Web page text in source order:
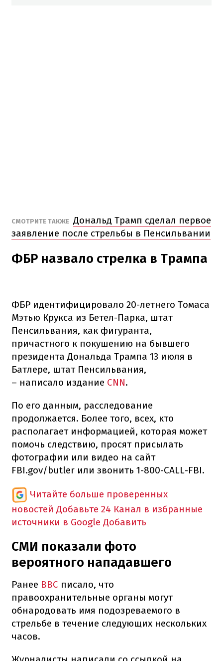
СМОТРИТЕ ТАКЖЕ Дональд Трамп сделал первое
заявление после стрельбы в Пенсильвании
ФБР назвало стрелка в Трампа
ФБР идентифицировало 20-летнего Томаса
Мэтью Крукса из Бетел-Парка, штат
Пенсильвания, как фигуранта,
причастного к покушению на бывшего
президента Дональда Трампа 13 июля в
Батлере, штат Пенсильвания,
– написало издание CNN.
По его данным, расследование
продолжается. Более того, всех, кто
располагает информацией, которая может
помочь следствию, просят присылать
фотографии или видео на сайт
FBI.gov/butler или звонить 1-800-CALL-FBI.
Читайте больше проверенных
новостей Добавьте 24 Канал в избранные
источники в Google Добавить
СМИ показали фото
вероятного нападавшего
Ранее BBC писало, что
правоохранительные органы могут
обнародовать имя подозреваемого в
стрельбе в течение следующих нескольких
часов.